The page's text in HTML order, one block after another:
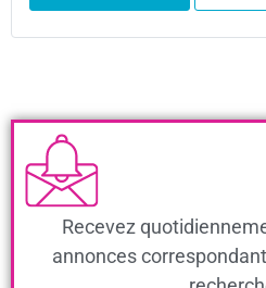
Recevez
annonces